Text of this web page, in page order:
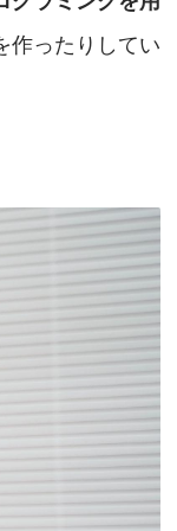
作ったりしてい